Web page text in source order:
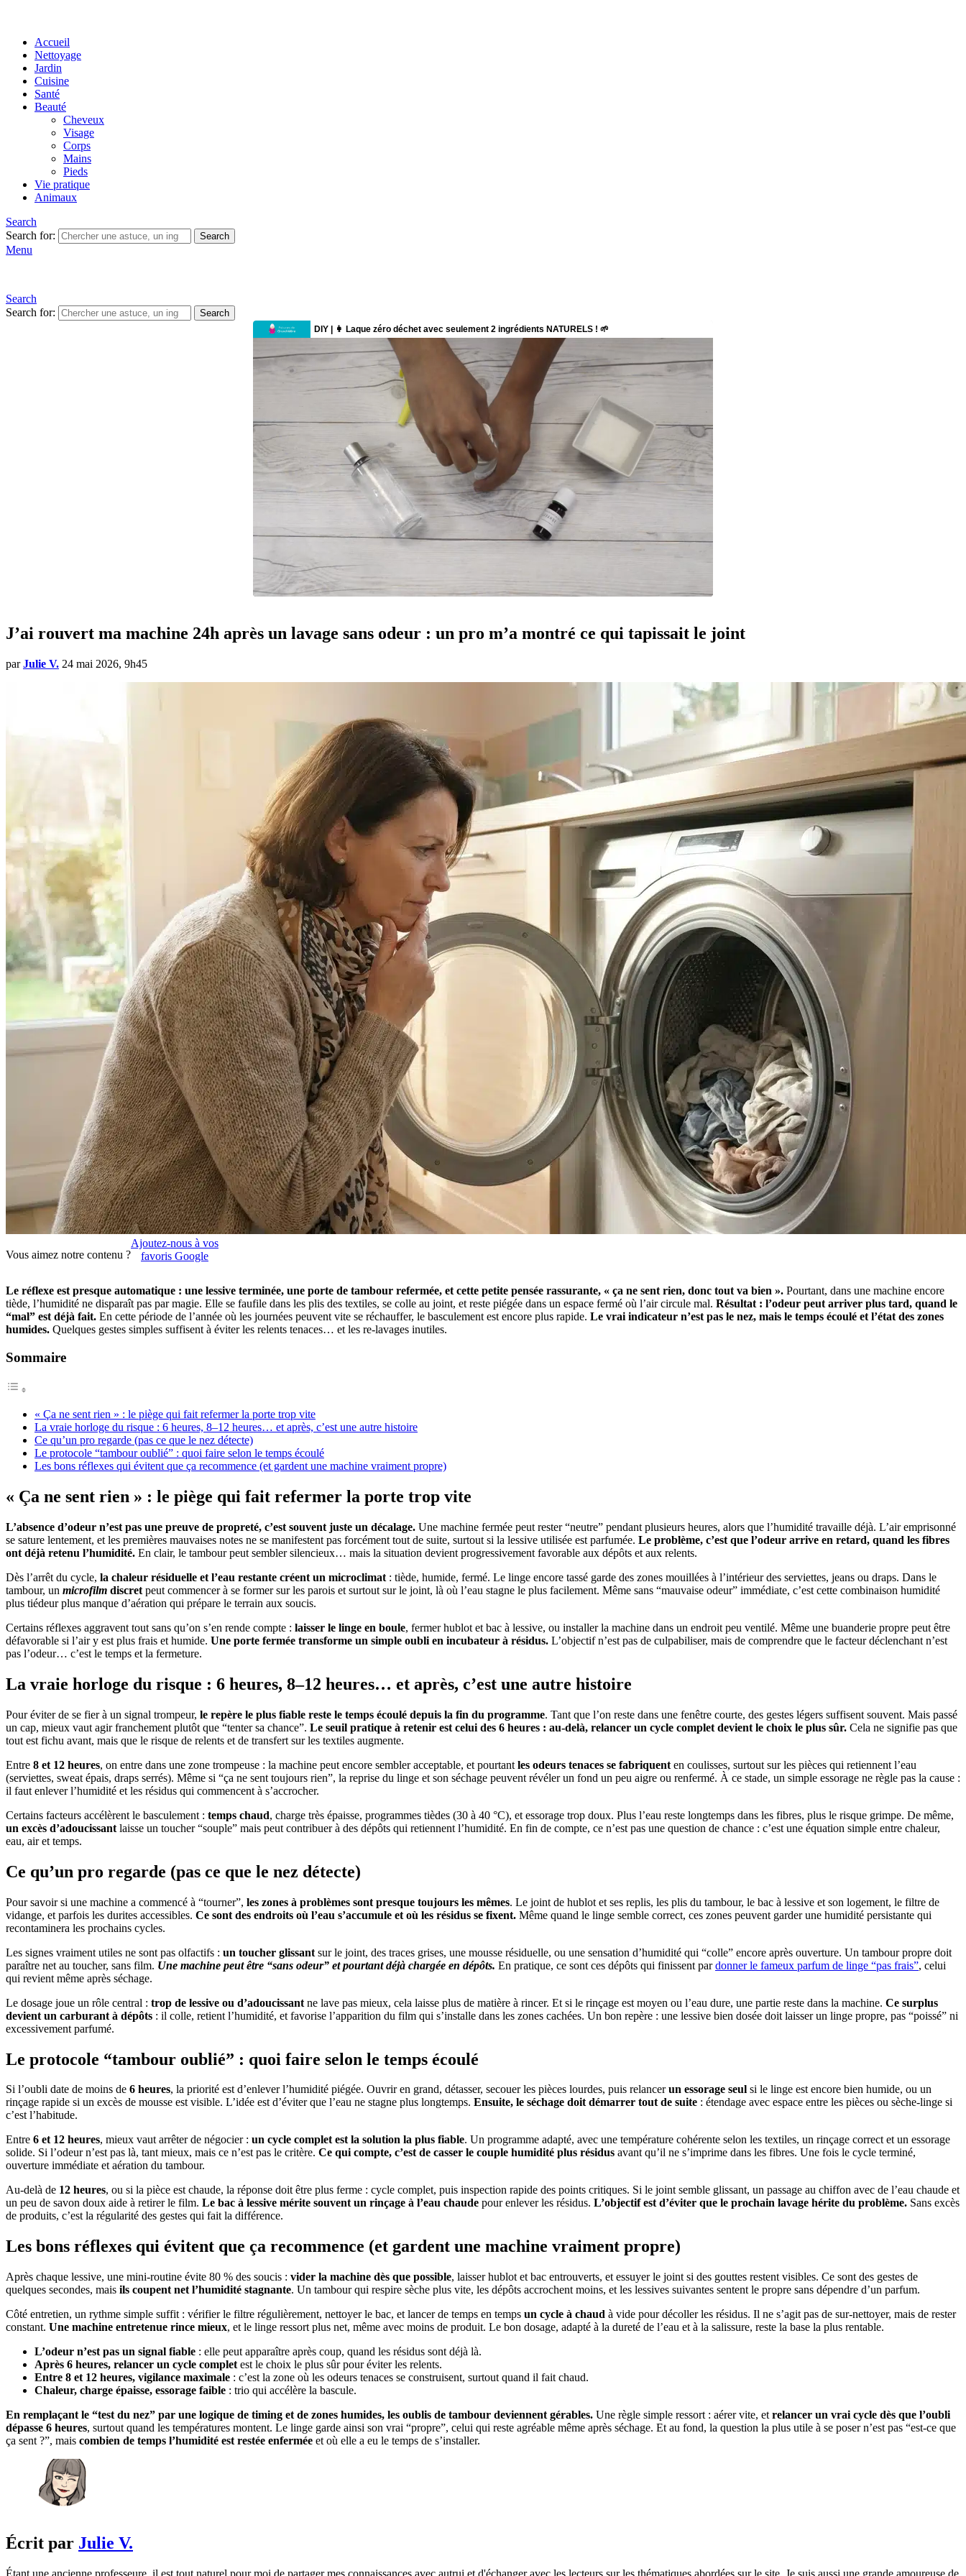
Accueil
Nettoyage
Jardin
Cuisine
Santé
Beauté
Cheveux
Visage
Corps
Mains
Pieds
Vie pratique
Animaux
Search
Search for:
Search
Menu
Search
Search for:
Search
J’ai rouvert ma machine 24h après un lavage sans odeur : un pro m’a montré ce qui tapissait le joint
par Julie V. 24 mai 2026, 9h45
Vous aimez notre contenu ?
Ajoutez-nous à vos
favoris Google
Le réflexe est presque automatique : une lessive terminée, une porte de tambour refermée, et cette petite pensée rassurante, « ça ne sent rien, donc tout va bien ». Pourtant, dans une machine encore
tiède, l’humidité ne disparaît pas par magie. Elle se faufile dans les plis des textiles, se colle au joint, et reste piégée dans un espace fermé où l’air circule mal. Résultat : l’odeur peut arriver plus tard, quand le
“mal” est déjà fait. En cette période de l’année où les journées peuvent vite se réchauffer, le basculement est encore plus rapide. Le vrai indicateur n’est pas le nez, mais le temps écoulé et l’état des zones
humides. Quelques gestes simples suffisent à éviter les relents tenaces… et les re-lavages inutiles.
Sommaire
« Ça ne sent rien » : le piège qui fait refermer la porte trop vite
La vraie horloge du risque : 6 heures, 8–12 heures… et après, c’est une autre histoire
Ce qu’un pro regarde (pas ce que le nez détecte)
Le protocole “tambour oublié” : quoi faire selon le temps écoulé
Les bons réflexes qui évitent que ça recommence (et gardent une machine vraiment propre)
« Ça ne sent rien » : le piège qui fait refermer la porte trop vite
L’absence d’odeur n’est pas une preuve de propreté, c’est souvent juste un décalage. Une machine fermée peut rester “neutre” pendant plusieurs heures, alors que l’humidité travaille déjà. L’air emprisonné
se sature lentement, et les premières mauvaises notes ne se manifestent pas forcément tout de suite, surtout si la lessive utilisée est parfumée. Le problème, c’est que l’odeur arrive en retard, quand les fibres
ont déjà retenu l’humidité. En clair, le tambour peut sembler silencieux… mais la situation devient progressivement favorable aux dépôts et aux relents.
Dès l’arrêt du cycle, la chaleur résiduelle et l’eau restante créent un microclimat : tiède, humide, fermé. Le linge encore tassé garde des zones mouillées à l’intérieur des serviettes, jeans ou draps. Dans le
tambour, un microfilm discret peut commencer à se former sur les parois et surtout sur le joint, là où l’eau stagne le plus facilement. Même sans “mauvaise odeur” immédiate, c’est cette combinaison humidité
plus tiédeur plus manque d’aération qui prépare le terrain aux soucis.
Certains réflexes aggravent tout sans qu’on s’en rende compte : laisser le linge en boule, fermer hublot et bac à lessive, ou installer la machine dans un endroit peu ventilé. Même une buanderie propre peut être
défavorable si l’air y est plus frais et humide. Une porte fermée transforme un simple oubli en incubateur à résidus. L’objectif n’est pas de culpabiliser, mais de comprendre que le facteur déclenchant n’est
pas l’odeur… c’est le temps et la fermeture.
La vraie horloge du risque : 6 heures, 8–12 heures… et après, c’est une autre histoire
Pour éviter de se fier à un signal trompeur, le repère le plus fiable reste le temps écoulé depuis la fin du programme. Tant que l’on reste dans une fenêtre courte, des gestes légers suffisent souvent. Mais passé
un cap, mieux vaut agir franchement plutôt que “tenter sa chance”. Le seuil pratique à retenir est celui des 6 heures : au-delà, relancer un cycle complet devient le choix le plus sûr. Cela ne signifie pas que
tout est fichu avant, mais que le risque de relents et de transfert sur les textiles augmente.
Entre 8 et 12 heures, on entre dans une zone trompeuse : la machine peut encore sembler acceptable, et pourtant les odeurs tenaces se fabriquent en coulisses, surtout sur les pièces qui retiennent l’eau
(serviettes, sweat épais, draps serrés). Même si “ça ne sent toujours rien”, la reprise du linge et son séchage peuvent révéler un fond un peu aigre ou renfermé. À ce stade, un simple essorage ne règle pas la cause :
il faut enlever l’humidité et les résidus qui commencent à s’accrocher.
Certains facteurs accélèrent le basculement : temps chaud, charge très épaisse, programmes tièdes (30 à 40 °C), et essorage trop doux. Plus l’eau reste longtemps dans les fibres, plus le risque grimpe. De même,
un excès d’adoucissant laisse un toucher “souple” mais peut contribuer à des dépôts qui retiennent l’humidité. En fin de compte, ce n’est pas une question de chance : c’est une équation simple entre chaleur,
eau, air et temps.
Ce qu’un pro regarde (pas ce que le nez détecte)
Pour savoir si une machine a commencé à “tourner”, les zones à problèmes sont presque toujours les mêmes. Le joint de hublot et ses replis, les plis du tambour, le bac à lessive et son logement, le filtre de
vidange, et parfois les durites accessibles. Ce sont des endroits où l’eau s’accumule et où les résidus se fixent. Même quand le linge semble correct, ces zones peuvent garder une humidité persistante qui
recontaminera les prochains cycles.
Les signes vraiment utiles ne sont pas olfactifs : un toucher glissant sur le joint, des traces grises, une mousse résiduelle, ou une sensation d’humidité qui “colle” encore après ouverture. Un tambour propre doit
paraître net au toucher, sans film. Une machine peut être “sans odeur” et pourtant déjà chargée en dépôts. En pratique, ce sont ces dépôts qui finissent pardonner le fameux parfum de linge “pas frais”, celui
qui revient même après séchage.
Le dosage joue un rôle central : trop de lessive ou d’adoucissant ne lave pas mieux, cela laisse plus de matière à rincer. Et si le rinçage est moyen ou l’eau dure, une partie reste dans la machine. Ce surplus
devient un carburant à dépôts : il colle, retient l’humidité, et favorise l’apparition du film qui s’installe dans les zones cachées. Un bon repère : une lessive bien dosée doit laisser un linge propre, pas “poissé” ni
excessivement parfumé.
Le protocole “tambour oublié” : quoi faire selon le temps écoulé
Si l’oubli date de moins de 6 heures, la priorité est d’enlever l’humidité piégée. Ouvrir en grand, détasser, secouer les pièces lourdes, puis relancerun essorage seul si le linge est encore bien humide, ou un
rinçage rapide si un excès de mousse est visible. L’idée est d’éviter que l’eau ne stagne plus longtemps. Ensuite, le séchage doit démarrer tout de suite : étendage avec espace entre les pièces ou sèche-linge si
c’est l’habitude.
Entre 6 et 12 heures, mieux vaut arrêter de négocier : un cycle complet est la solution la plus fiable. Un programme adapté, avec une température cohérente selon les textiles, un rinçage correct et un essorage
solide. Si l’odeur n’est pas là, tant mieux, mais ce n’est pas le critère. Ce qui compte, c’est de casser le couple humidité plus résidus avant qu’il ne s’imprime dans les fibres. Une fois le cycle terminé,
ouverture immédiate et aération du tambour.
Au-delà de 12 heures, ou si la pièce est chaude, la réponse doit être plus ferme : cycle complet, puis inspection rapide des points critiques. Si le joint semble glissant, un passage au chiffon avec de l’eau chaude et
un peu de savon doux aide à retirer le film. Le bac à lessive mérite souvent un rinçage à l’eau chaude pour enlever les résidus. L’objectif est d’éviter que le prochain lavage hérite du problème. Sans excès
de produits, c’est la régularité des gestes qui fait la différence.
Les bons réflexes qui évitent que ça recommence (et gardent une machine vraiment propre)
Après chaque lessive, une mini-routine évite 80 % des soucis : vider la machine dès que possible, laisser hublot et bac entrouverts, et essuyer le joint si des gouttes restent visibles. Ce sont des gestes de
quelques secondes, mais ils coupent net l’humidité stagnante. Un tambour qui respire sèche plus vite, les dépôts accrochent moins, et les lessives suivantes sentent le propre sans dépendre d’un parfum.
Côté entretien, un rythme simple suffit : vérifier le filtre régulièrement, nettoyer le bac, et lancer de temps en temps un cycle à chaud à vide pour décoller les résidus. Il ne s’agit pas de sur-nettoyer, mais de rester
constant. Une machine entretenue rince mieux, et le linge ressort plus net, même avec moins de produit. Le bon dosage, adapté à la dureté de l’eau et à la salissure, reste la base la plus rentable.
L’odeur n’est pas un signal fiable : elle peut apparaître après coup, quand les résidus sont déjà là.
Après 6 heures, relancer un cycle complet est le choix le plus sûr pour éviter les relents.
Entre 8 et 12 heures, vigilance maximale : c’est la zone où les odeurs tenaces se construisent, surtout quand il fait chaud.
Chaleur, charge épaisse, essorage faible : trio qui accélère la bascule.
En remplaçant le “test du nez” par une logique de timing et de zones humides, les oublis de tambour deviennent gérables. Une règle simple ressort : aérer vite, et relancer un vrai cycle dès que l’oubli
dépasse 6 heures, surtout quand les températures montent. Le linge garde ainsi son vrai “propre”, celui qui reste agréable même après séchage. Et au fond, la question la plus utile à se poser n’est pas “est-ce que
ça sent ?”, mais combien de temps l’humidité est restée enfermée et où elle a eu le temps de s’installer.
Écrit par Julie V.
Étant une ancienne professeure, il est tout naturel pour moi de partager mes connaissances avec autrui et d'échanger avec les lecteurs sur les thématiques abordées sur le site. Je suis aussi une grande amoureuse de